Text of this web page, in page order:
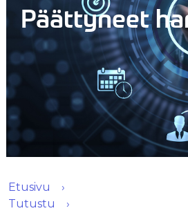
Päättyneet
Etusivu
Tutustu